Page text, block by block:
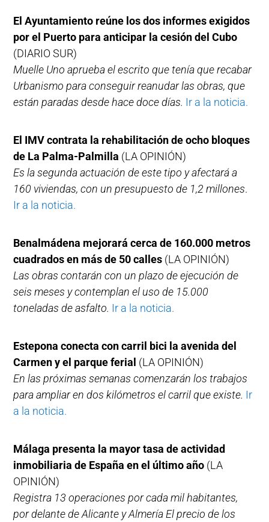
El Ayuntamiento reúne los dos informes exigidos
por el Puerto para anticipar la cesión del Cubo
(DIARIO SUR)
Muelle Uno aprueba el escrito que tenía que recabar
Urbanismo para conseguir reanudar las obras, que
están paradas desde hace doce días. Ir a la noticia.
El IMV contrata la rehabilitación de ocho bloques
de La Palma-Palmilla (LA OPINIÓN)
Es la segunda actuación de este tipo y afectará a
160 viviendas, con un presupuesto de 1,2 millones.
Ir a la noticia.
Benalmádena mejorará cerca de 160.000 metros
cuadrados en más de 50 calles (LA OPINIÓN)
Las obras contarán con un plazo de ejecución de
seis meses y contemplan el uso de 15.000
toneladas de asfalto. Ir a la noticia.
Estepona conecta con carril bici la avenida del
Carmen y el parque ferial (LA OPINIÓN)
En las próximas semanas comenzarán los trabajos
para ampliar en dos kilómetros el carril que existe. Ir
a la noticia.
Málaga presenta la mayor tasa de actividad
inmobiliaria de España en el último año (LA
OPINIÓN)
Registra 13 operaciones por cada mil habitantes,
por delante de Alicante y Almería El precio de los